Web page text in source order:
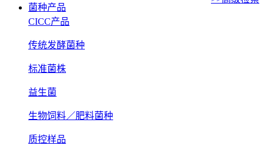
菌种产品
CICC产品
传统发酵菌种
标准菌株
益生菌
生物饲料／肥料菌种
质控样品